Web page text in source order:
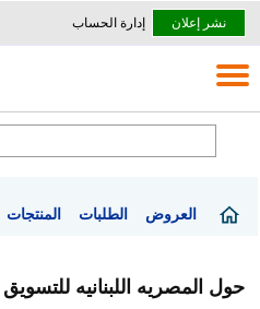
نشر إعلان إدارة الحساب
العروض الطلبات المنتجات
حول المصريه اللبنانيه